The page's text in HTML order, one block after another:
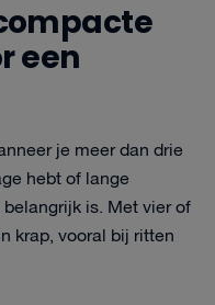
een
je meer dan drie
hebt of lange
is. Met vier of
krap, vooral bij ritten